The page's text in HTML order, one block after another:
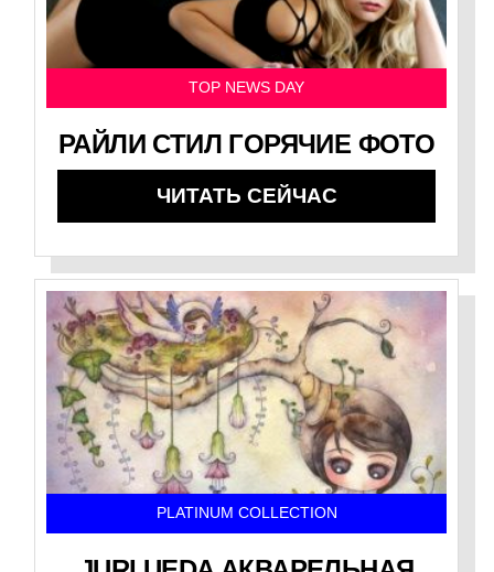
TOP NEWS DAY
РАЙЛИ СТИЛ ГОРЯЧИЕ ФОТО
ЧИТАТЬ СЕЙЧАС
PLATINUM COLLECTION